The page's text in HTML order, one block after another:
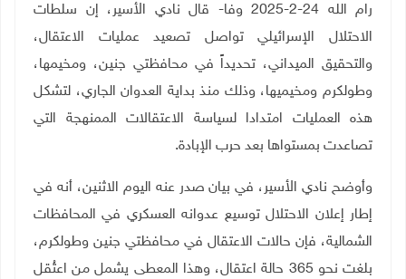
رام الله 24-2-2025 وفا- قال نادي الأسير، إن سلطات
الاحتلال الإسرائيلي تواصل تصعيد عمليات الاعتقال،
والتحقيق الميداني، تحديداً في محافظتي جنين، ومخيمها،
وطولكرم ومخيميها، وذلك منذ بداية العدوان الجاري، لتشكل
هذه العمليات امتدادا لسياسة الاعتقالات الممنهجة التي
تصاعدت بمستواها بعد حرب الإبادة.
وأوضح نادي الأسير، في بيان صدر عنه اليوم الاثنين، أنه في
إطار إعلان الاحتلال توسيع عدوانه العسكري في المحافظات
الشمالية، فإن حالات الاعتقال في محافظتي جنين وطولكرم،
بلغت نحو 365 حالة اعتقال، وهذا المعطى يشمل من اعتُقل